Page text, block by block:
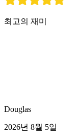
최고의 재미
Douglas
2026년 8월 5일